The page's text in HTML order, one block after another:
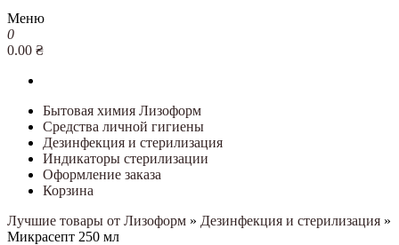
Меню
0
0.00 ₴
Бытовая химия Лизоформ
Средства личной гигиены
Дезинфекция и стерилизация
Индикаторы стерилизации
Оформление заказа
Корзина
Лучшие товары от Лизоформ » Дезинфекция и стерилизация »
Микрасепт 250 мл